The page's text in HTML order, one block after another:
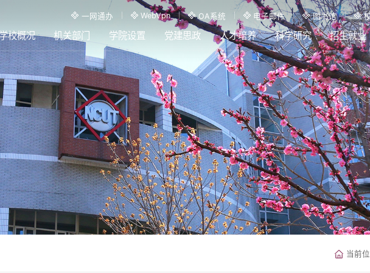
一网通办 WebVpn OA系统 电子邮件 图书馆
校概况 机关部门 学院设置 党建思政 人才培养 科学研究 招生就业
当前位